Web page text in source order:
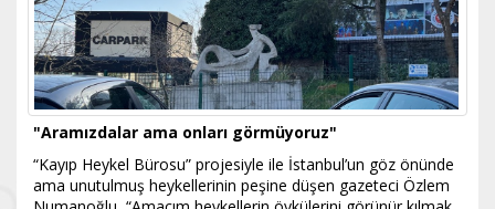
"Aramızdalar ama onları görmüyoruz"
“Kayıp Heykel Bürosu” projesiyle ile İstanbul’un göz önünde
ama unutulmuş heykellerinin peşine düşen gazeteci Özlem